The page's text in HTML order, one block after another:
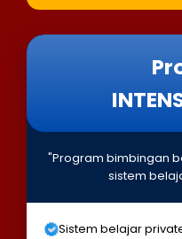
"Program bimbingan
sistem
Sistem belajar